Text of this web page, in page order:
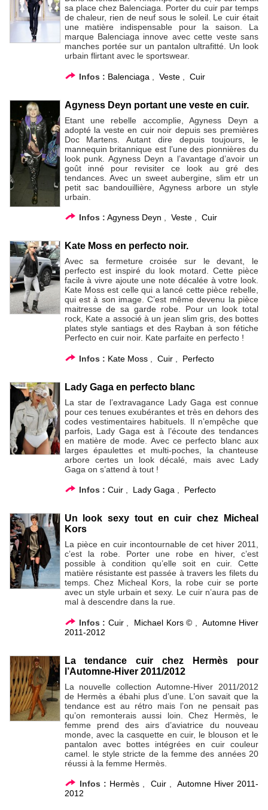
sa place chez Balenciaga. Porter du cuir par temps
de chaleur, rien de neuf sous le soleil. Le cuir était
une matière indispensable pour la saison. La
marque Balenciaga innove avec cette veste sans
manches portée sur un pantalon ultrafitté. Un look
urbain flirtant avec le sportswear.
Infos : Balenciaga Veste, Cuir
Agyness Deyn portant une veste en cuir.
Etant une rebelle accomplie, Agyness Deyn a
adopté la veste en cuir noir depuis ses premières
Doc Martens. Autant dire depuis toujours, le
mannequin britannique est l’une des pionnières du
look punk. Agyness Deyn a l’avantage d’avoir un
goût inné pour revisiter ce look au gré des
tendances. Avec un sweet aubergine, slim etr un
petit sac bandouillière, Agyness arbore un style
urbain.
Infos : Agyness Deyn Veste, Cuir
Kate Moss en perfecto noir.
Avec sa fermeture croisée sur le devant, le
perfecto est inspiré du look motard. Cette pièce
facile à vivre ajoute une note décalée à votre look.
Kate Moss est celle qui a lancé cette pièce rebelle,
qui est à son image. C’est même devenu la pièce
maitresse de sa garde robe. Pour un look total
rock, Kate a associé à un jean slim gris, des bottes
plates style santiags et des Rayban à son fétiche
Perfecto en cuir noir. Kate parfaite en perfecto !
Infos : Kate Moss, Cuir, Perfecto
Lady Gaga en perfecto blanc
La star de l’extravagance Lady Gaga est connue
pour ces tenues exubérantes et très en dehors des
codes vestimentaires habituels. Il n’empêche que
parfois, Lady Gaga est à l’écoute des tendances
en matière de mode. Avec ce perfecto blanc aux
larges épaulettes et multi-poches, la chanteuse
arbore certes un look décalé, mais avec Lady
Gaga on s’attend à tout !
Infos : Cuir, Lady Gaga Perfecto
Un look sexy tout en cuir chez Micheal
Kors
La pièce en cuir incontournable de cet hiver 2011,
c’est la robe. Porter une robe en hiver, c’est
possible à condition qu’elle soit en cuir. Cette
matière résistante est passée à travers les filets du
temps. Chez Micheal Kors, la robe cuir se porte
avec un style urbain et sexy. Le cuir n’aura pas de
mal à descendre dans la rue.
Infos : Cuir, Michael Kors ©
Automne Hiver
2011-2012
La tendance cuir chez Hermès pour
l’Automne-Hiver 2011/2012
La nouvelle collection Automne-Hiver 2011/2012
de Hermès a ébahi plus d’une. L’on savait que la
tendance est au rétro mais l’on ne pensait pas
qu’on remonterais aussi loin. Chez Hermès, le
femme prend des airs d’aviatrice du nouveau
monde, avec la casquette en cuir, le blouson et le
pantalon avec bottes intégrées en cuir couleur
camel. le style stricte de la femme des années 20
réussi à la femme Hermès.
Infos : Hermès, Cuir, Automne Hiver 2011-
2012